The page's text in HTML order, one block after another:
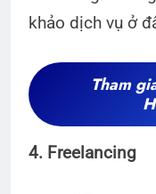
khảo dịch vụ ở
Tham
4. Freelancing